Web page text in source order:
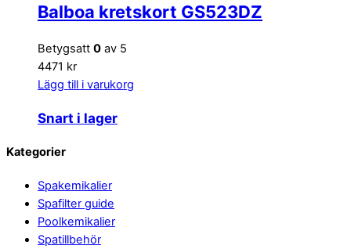
Balboa kretskort GS523DZ
Betygsatt 0 av 5
4471 kr
Lägg till i varukorg
Snart i lager
Back
Top
Kategorier
Spakemikalier
Spafilter guide
Poolkemikalier
Spatillbehör